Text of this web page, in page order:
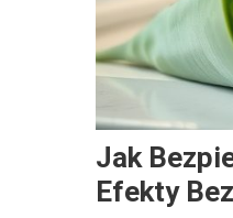
Jak
Efekty